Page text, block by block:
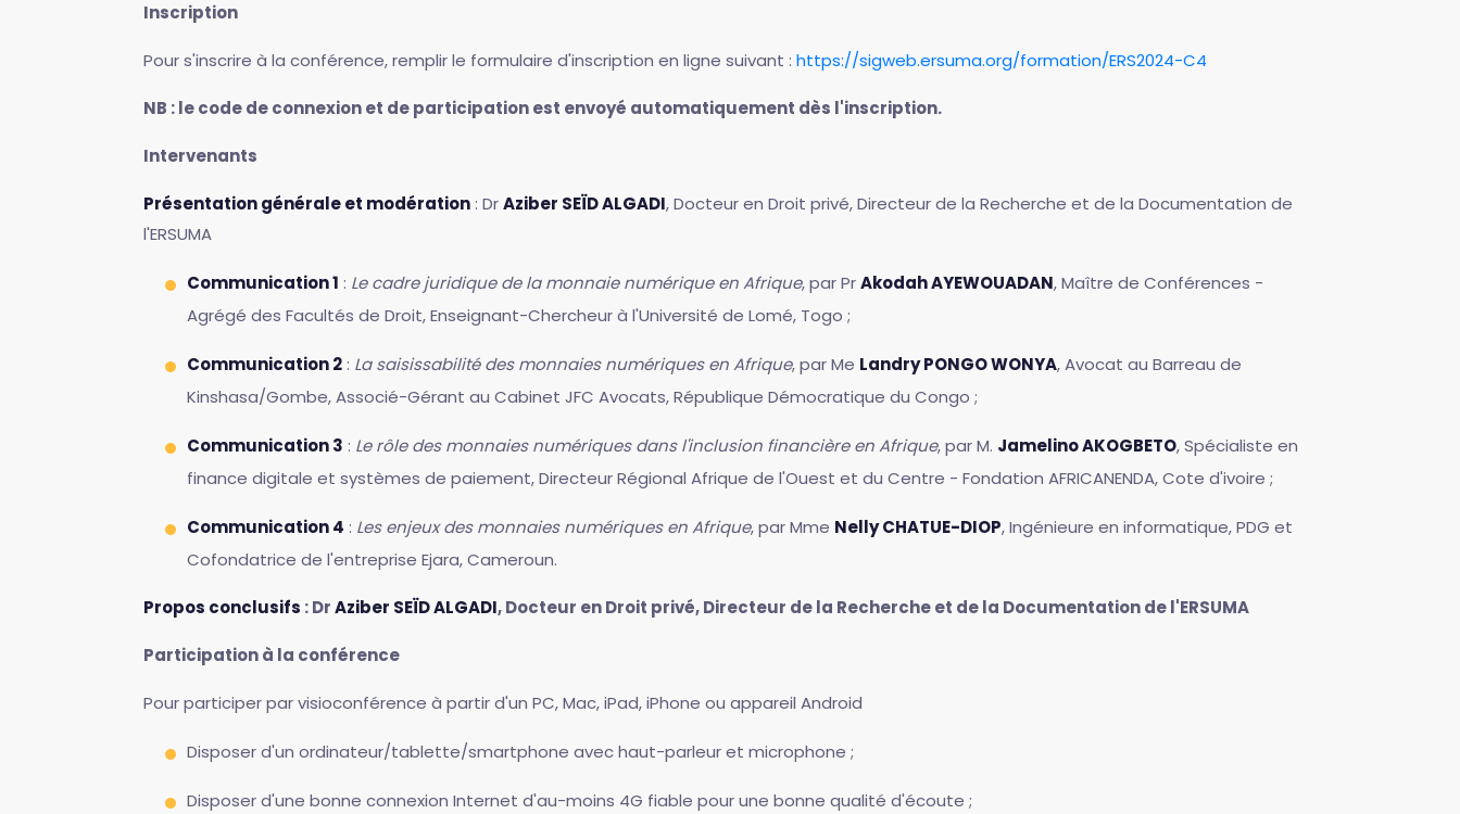
Inscription
Pour s'inscrire à la conférence, remplir le formulaire d'inscription en ligne suivant : https://sigweb.ersuma.org/formation/ERS2024-C4
NB : le code de connexion et de participation est envoyé automatiquement dès l'inscription.
Intervenants
Présentation générale et modération : DrAziber SEÏD ALGADI, Docteur en Droit privé, Directeur de la Recherche et de la Documentation de
l'ERSUMA
Communication 1 : Le cadre juridique de la monnaie numérique en Afrique, par PrAkodah AYEWOUADAN, Maître de Conférences -
Agrégé des Facultés de Droit, Enseignant-Chercheur à l'Université de Lomé, Togo ;
Communication 2 : La saisissabilité des monnaies numériques en Afrique, par Me Landry PONGO WONYA, Avocat au Barreau de
Kinshasa/Gombe, Associé-Gérant au Cabinet JFC Avocats, République Démocratique du Congo ;
Communication 3 : Le rôle des monnaies numériques dans l'inclusion financière en Afrique, par M. Jamelino AKOGBETO, Spécialiste en
finance digitale et systèmes de paiement, Directeur Régional Afrique de l'Ouest et du Centre - Fondation AFRICANENDA, Cote d'ivoire ;
Communication 4 : Les enjeux des monnaies numériques en Afrique, par Mme Nelly CHATUE-DIOP, Ingénieure en informatique, PDG et
Cofondatrice de l'entreprise Ejara, Cameroun.
Propos conclusifs : DrAziber SEÏD ALGADI, Docteur en Droit privé, Directeur de la Recherche et de la Documentation de l'ERSUMA
Participation à la conférence
Pour participer par visioconférence à partir d'un PC, Mac, iPad, iPhone ou appareil Android
Disposer d'un ordinateur/tablette/smartphone avec haut-parleur et microphone ;
Disposer d'une bonne connexion Internet d'au-moins 4G fiable pour une bonne qualité d'écoute ;